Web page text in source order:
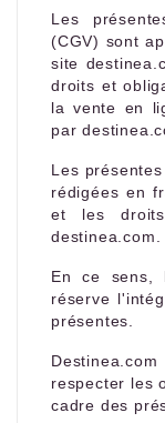
Les
(CGV) sont
site
droits et
la vente en
par
Les
rédigées en
et les
destinea.com.
En ce sens,
réserve
présentes.
respecter les
cadre des